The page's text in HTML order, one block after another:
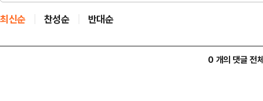
최신순 찬성순 반대순
0 개의 댓글 전